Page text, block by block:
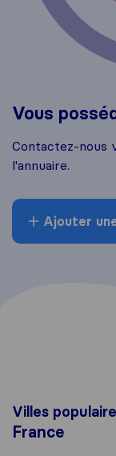
Vous
Contactez-nous
l'annuaire.
Ajouter
Villes
France